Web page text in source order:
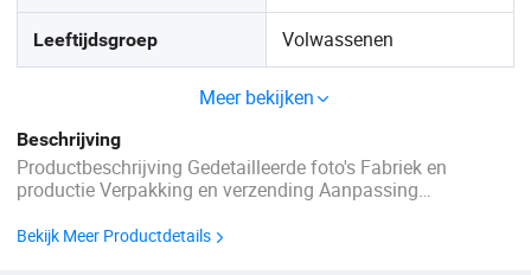
Leeftijdsgroep Volwassenen
Meer bekijken
Beschrijving
Productbeschrijving Gedetailleerde foto's Fabriek en
productie Verpakking en verzending Aanpassing
Voorbeeldservice Gratis monsters kunnen op aanvraag
Bekijk Meer Productdetails